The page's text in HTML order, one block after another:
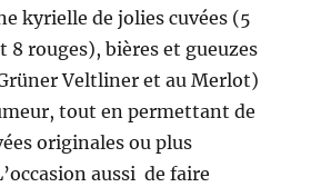
kyrielle de jolies cuvées (5
8 rouges), bières et gueuzes
Veltliner et au Merlot)
tout en permettant de
originales ou plus
aussi de faire